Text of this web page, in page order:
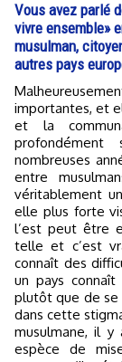
Vous avez parlé
vivre ensemble»
musulman,
autres pays
Malheureusement en France, il y a des violences
importantes, et
et la
nombreuses
entre
véritablement
elle plus forte
l’est peut être
telle et c’est
connaît des
un pays
plutôt que de se
dans cette
musulmane, il y
espèce de